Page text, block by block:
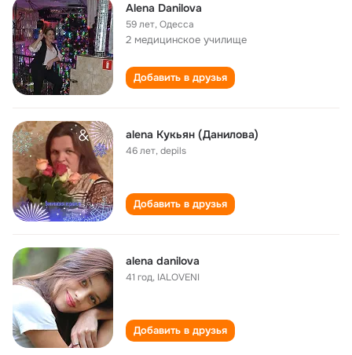
Alena Danilova
59 лет,Одесса
2 медицинское училище
Добавить в друзья
alena Кукьян (Данилова)
46 лет,depils
Добавить в друзья
alena danilova
41 год, IALOVENI
Добавить в друзья